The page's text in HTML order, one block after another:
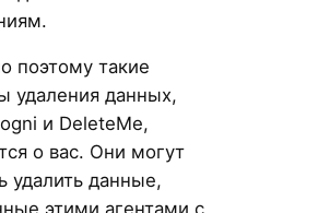
поэтому такие
удаления данных,
и DeleteMe,
о вас. Они могут
удалить данные,